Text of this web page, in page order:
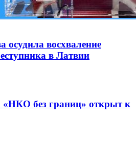
осудила восхваление
в Латвии
«НКО без границ» открыт к